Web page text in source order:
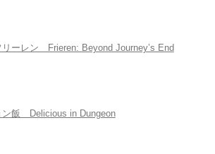
リーレン Frieren: Beyond Journey’s End
ン飯 Delicious in Dungeon